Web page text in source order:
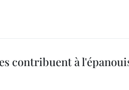
contribuent à